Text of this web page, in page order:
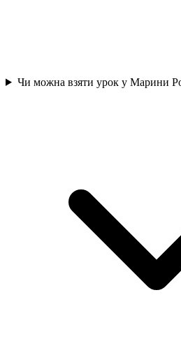
Чи можна взяти урок у Марини